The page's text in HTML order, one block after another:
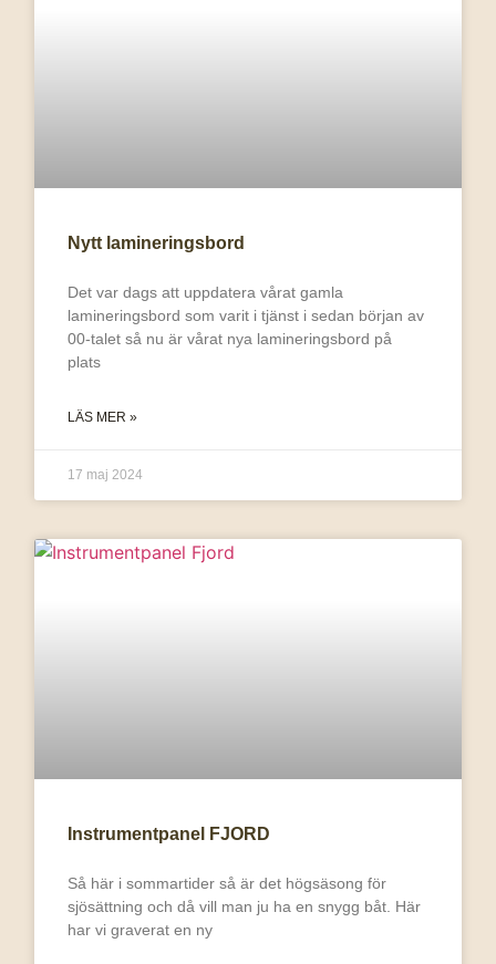
Nytt lamineringsbord
Det var dags att uppdatera vårat gamla
lamineringsbord som varit i tjänst i sedan början av
00-talet så nu är vårat nya lamineringsbord på
plats
LÄS MER »
17 maj 2024
Instrumentpanel FJORD
Så här i sommartider så är det högsäsong för
sjösättning och då vill man ju ha en snygg båt. Här
har vi graverat en ny